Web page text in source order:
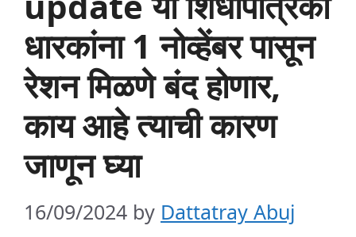
धारकांना 1 नोव्हेंबर पासून
रेशन मिळणे बंद होणार,
काय आहे त्याची कारण
जाणून घ्या
16/09/2024 by Dattatray Abuj